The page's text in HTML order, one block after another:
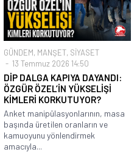
GÜNDEM, MANŞET, SİYASET
13 Temmuz 2026 14:50
DİP DALGA KAPIYA DAYANDI:
ÖZGÜR ÖZEL’İN YÜKSELİŞİ
KİMLERİ KORKUTUYOR?
Anket manipülasyonlarının, masa
başında üretilen oranların ve
kamuoyunu yönlendirmek
amacıyla...